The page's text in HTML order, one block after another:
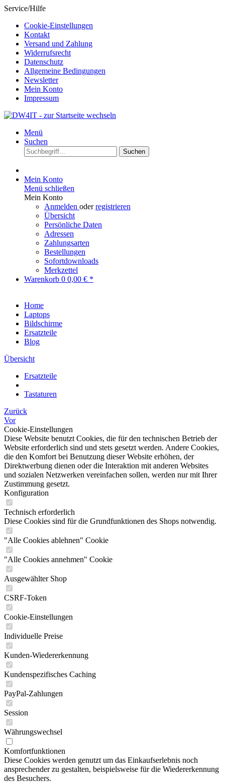
Service/Hilfe
Cookie-Einstellungen
Kontakt
Versand und Zahlung
Widerrufsrecht
Datenschutz
Allgemeine Bedingungen
Newsletter
Mein Konto
Impressum
Menü
Suchen
Suchen
Mein Konto
Menü schließen
Mein Konto
Anmelden oderregistrieren
Übersicht
Persönliche Daten
Adressen
Zahlungsarten
Bestellungen
Sofortdownloads
Merkzettel
Warenkorb 0 0,00 € *
Home
Laptops
Bildschirme
Ersatzteile
Blog
Übersicht
Ersatzteile
Tastaturen
Zurück
Vor
Cookie-Einstellungen
Diese Website benutzt Cookies, die für den technischen Betrieb der
Website erforderlich sind und stets gesetzt werden. Andere Cookies,
die den Komfort bei Benutzung dieser Website erhöhen, der
Direktwerbung dienen oder die Interaktion mit anderen Websites
und sozialen Netzwerken vereinfachen sollen, werden nur mit Ihrer
Zustimmung gesetzt.
Konfiguration
Technisch erforderlich
Diese Cookies sind für die Grundfunktionen des Shops notwendig.
"Alle Cookies ablehnen" Cookie
"Alle Cookies annehmen" Cookie
Ausgewählter Shop
CSRF-Token
Cookie-Einstellungen
Individuelle Preise
Kunden-Wiedererkennung
Kundenspezifisches Caching
PayPal-Zahlungen
Session
Währungswechsel
Komfortfunktionen
Diese Cookies werden genutzt um das Einkaufserlebnis noch
ansprechender zu gestalten, beispielsweise für die Wiedererkennung
des Besuchers.